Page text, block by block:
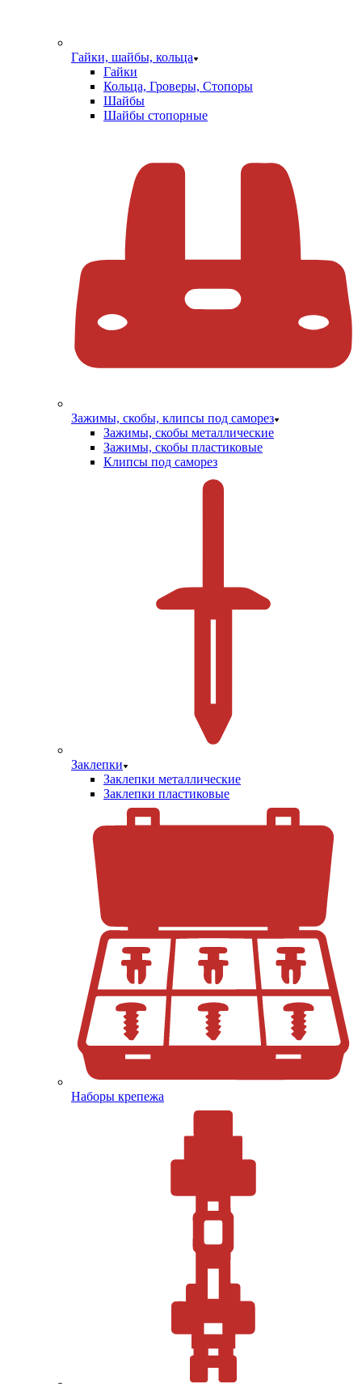
Гайки, шайбы, кольца
Гайки
Кольца, Гроверы, Стопоры
Шайбы
Шайбы стопорные
Зажимы, скобы, клипсы под саморез
Зажимы, скобы металлические
Зажимы, скобы пластиковые
Клипсы под саморез
Заклепки
Заклепки металлические
Заклепки пластиковые
Наборы крепежа